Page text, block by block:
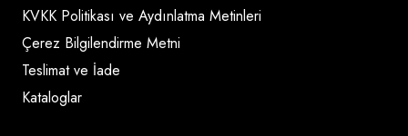
KVKK Politikası ve Aydınlatma Metinleri
Çerez Bilgilendirme Metni
Teslimat ve İade
Kataloglar